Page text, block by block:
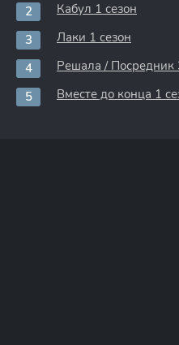
Кабул 1 сезон
Лаки 1 сезон
Решала / Посредник
Вместе до конца 1